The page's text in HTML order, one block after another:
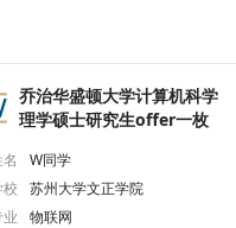
申请条件 顾问解析
乔治华盛顿大学计算机科学
理学硕士研究生offer一枚
W同学
苏州大学文正学院
物联网